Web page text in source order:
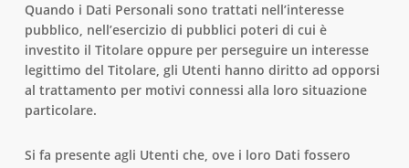
Quando i Dati Personali sono trattati nell’interesse
pubblico, nell’esercizio di pubblici poteri di cui è
investito il Titolare oppure per perseguire un interesse
legittimo del Titolare, gli Utenti hanno diritto ad opporsi
al trattamento per motivi connessi alla loro situazione
particolare.
Si fa presente agli Utenti che, ove i loro Dati fossero